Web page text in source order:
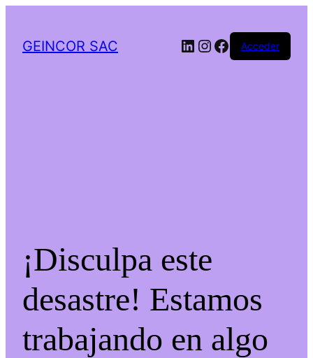
GEINCOR SAC LinkedIn
Instagram
Facebook
Acceder
¡Disculpa este
desastre! Estamos
trabajando en algo